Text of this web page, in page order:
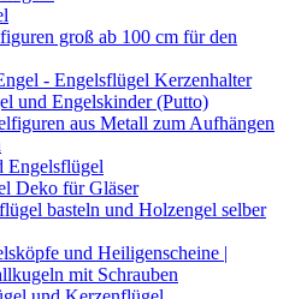
groß ab 100 cm für den
- Engelsflügel Kerzenhalter
und Engelskinder (Putto)
aus Metall zum Aufhängen
Engelsflügel
Deko für Gläser
basteln und Holzengel selber
und Heiligenscheine |
mit Schrauben